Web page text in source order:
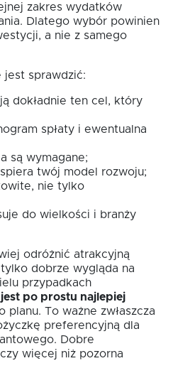
zakres wydatków
Dlatego wybór powinien
a nie z samego
jest sprawdzić:
dokładnie ten cel, który
spłaty i ewentualna
są wymagane;
twój model rozwoju;
nie tylko
do wielkości i branży
odróżnić atrakcyjną
dobrze wygląda na
przypadkach
po prostu najlepiej
planu. To ważne zwłaszcza
preferencyjną dla
Dobre
więcej niż pozorna